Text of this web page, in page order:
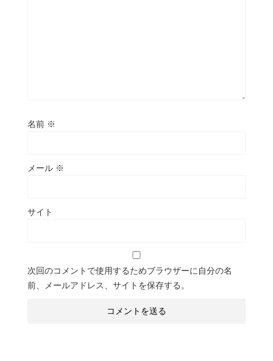
名前 ※
メール ※
サイト
次回のコメントで使用するためブラウザーに自分の名
前、メールアドレス、サイトを保存する。